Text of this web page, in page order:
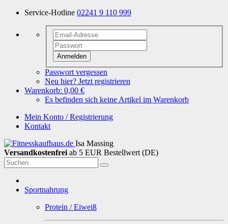
Service-Hotline 02241 9 110 999
Anmelden
Passwort vergessen
Neu hier? Jetzt registrieren
Warenkorb: 0,00 €
Es befinden sich keine Artikel im Warenkorb
Mein Konto / Registrierung
Kontakt
Isa Massing
Versandkostenfrei ab 5 EUR Bestellwert (DE)
Sportnahrung
Protein / Eiweiß